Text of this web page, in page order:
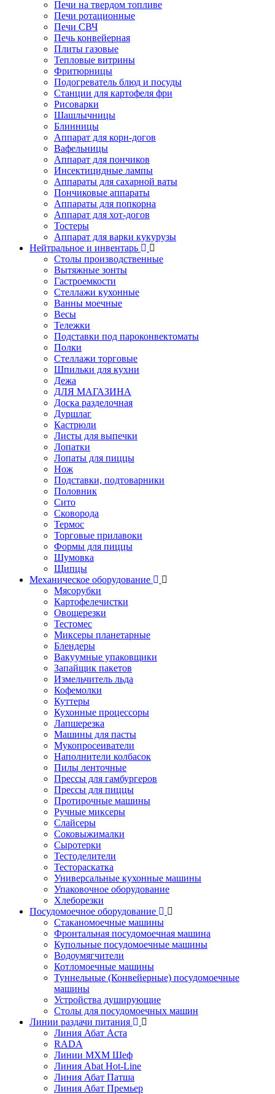
Печи на твердом топливе
Печи ротационные
Печи СВЧ
Печь конвейерная
Плиты газовые
Тепловые витрины
Фритюрницы
Подогреватель блюд и посуды
Станции для картофеля фри
Рисоварки
Шашлычницы
Блинницы
Аппарат для корн-догов
Вафельницы
Аппарат для пончиков
Инсектицидные лампы
Аппараты для сахарной ваты
Пончиковые аппараты
Аппараты для попкорна
Аппарат для хот-догов
Тостеры
Аппарат для варки кукурузы
Нейтральное и инвентарь
Столы производственные
Вытяжные зонты
Гастроемкости
Стеллажи кухонные
Ванны моечные
Весы
Тележки
Подставки под пароконвектоматы
Полки
Стеллажи торговые
Шпильки для кухни
Дежа
ДЛЯ МАГАЗИНА
Доска разделочная
Дуршлаг
Кастрюли
Листы для выпечки
Лопатки
Лопаты для пиццы
Нож
Подставки, подтоварники
Половник
Сито
Сковорода
Термос
Торговые прилавоки
Формы для пиццы
Шумовка
Щипцы
Механическое оборудование
Мясорубки
Картофелечистки
Овощерезки
Тестомес
Миксеры планетарные
Блендеры
Вакуумные упаковщики
Запайщик пакетов
Измельчитель льда
Кофемолки
Куттеры
Кухонные процессоры
Лапшерезка
Машины для пасты
Мукопросеиватели
Наполнители колбасок
Пилы ленточные
Прессы для гамбургеров
Прессы для пиццы
Протирочные машины
Ручные миксеры
Слайсеры
Соковыжималки
Сыротерки
Тестоделители
Тестораскатка
Универсальные кухонные машины
Упаковочное оборудование
Хлеборезки
Посудомоечное оборудование
Стаканомоечные машины
Фронтальная посудомоечная машина
Купольные посудомоечные машины
Водоумягчители
Котломоечные машины
Туннельные (Конвейерные) посудомоечные
машины
Устройства душирующие
Столы для посудомоечных машин
Линии раздачи питания
Линия Абат Аста
RADA
Линии МХМ Шеф
Линия Abat Hot-Line
Линия Абат Патша
Линия Абат Премьер